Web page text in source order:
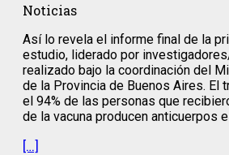
Noticias
Así lo revela el informe final de la
estudio, liderado por
realizado bajo la coordinación del
de la Provincia de Buenos Aires. El
el 94% de las personas que
de la vacuna producen anticuerpos
[…]